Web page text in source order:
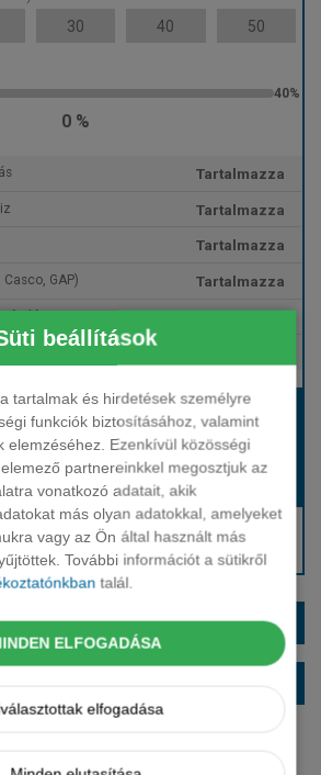
beállítások
tartalmak és hirdetések személyre
funkciók biztosításához, valamint
elemzéséhez. Ezenkívül közösségi
partnereinkkel megosztjuk az
vonatkozó adatait, akik
más olyan adatokkal, amelyeket
vagy az Ön által használt más
További információt a sütikről
talál.
ELFOGADÁSA
elfogadása
30 40 50
0 %
Tartalmazza
Tartalmazza
Tartalmazza
GAP) Tartalmazza
Tartalmazza
Hívjon bennünket!
Induló bérleti díj: Hívjon bennünket!
Hívjon: +36 1 888 0088
visszahívást!